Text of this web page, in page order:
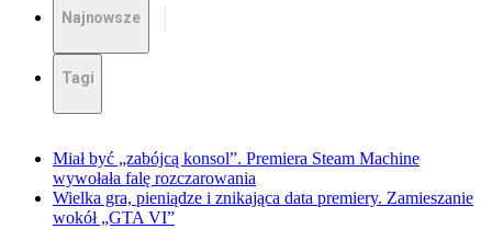
Najnowsze
Tagi
Miał być „zabójcą konsol”. Premiera Steam Machine
wywołała falę rozczarowania
Wielka gra, pieniądze i znikająca data premiery. Zamieszanie
wokół „GTA VI”